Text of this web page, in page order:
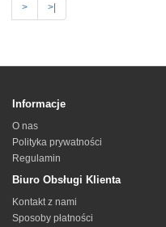
> >|
Informacje
O nas
Polityka prywatności
Regulamin
Biuro Obsługi Klienta
Kontakt z nami
Sposoby płatności